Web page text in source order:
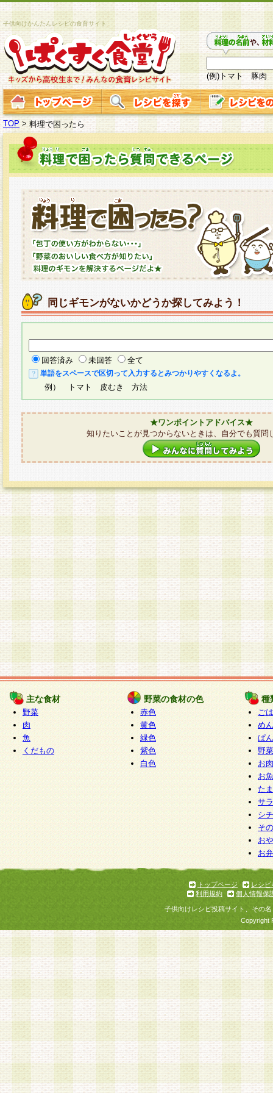
子供向けかんたんレシピの食育サイト
(例)トマト 豚肉
TOP >料理で困ったら
同じギモンがないかどうか探してみよう！
回答済み 未回答 全て
単語をスペースで区切って入力するとみつかりやすくなるよ。
例） トマト 皮むき 方法
★ワンポイントアドバイス★
知りたいことが見つからないときは、自分でも質問
主な食材
野菜
肉
魚
くだもの
野菜の食材の色
赤色
黄色
緑色
紫色
白色
種
ご
めん
ぱん
野
お
お
た
サ
シ
そ
お
お
トップページ
レシピ
利用規約
個人情報保
子供向けレシピ投稿サイト、その
Copyright